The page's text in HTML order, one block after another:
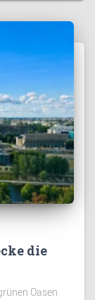
die
Oasen